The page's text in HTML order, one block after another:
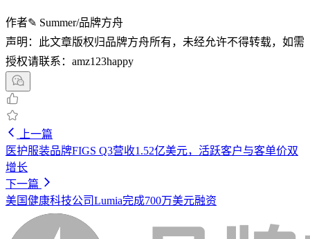
作者✎ Summer/品牌方舟
声明：此文章版权归品牌方舟所有，未经允许不得转载，如需
授权请联系：amz123happy
上一篇
医护服装品牌FIGS Q3营收1.52亿美元，活跃客户与客单价双
增长
下一篇
美国健康科技公司Lumia完成700万美元融资